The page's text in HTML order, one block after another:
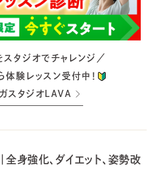
スタジオでチャレンジ／
験レッスン受付中！
ガスタジオLAVA
｜全身強化、ダイエット、姿勢改